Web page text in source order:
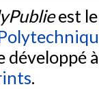
est
développé
.